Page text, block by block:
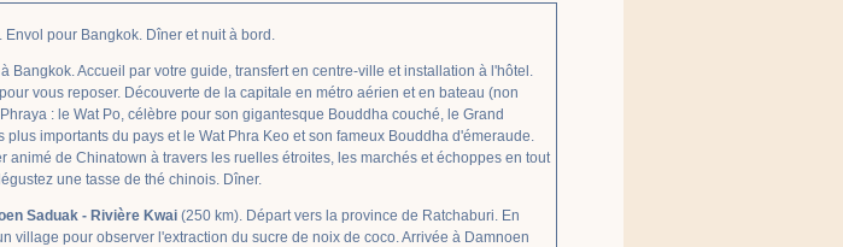
. Envol pour Bangkok. Dîner et nuit à bord.
à Bangkok. Accueil par votre guide, transfert en centre-ville et installation à l'hôtel.
vous reposer. Découverte de la capitale en métro aérien et en bateau (non
: le Wat Po, célèbre pour son gigantesque Bouddha couché, le Grand
plus importants du pays et le Wat Phra Keo et son fameux Bouddha d'émeraude.
animé de Chinatown à travers les ruelles étroites, les marchés et échoppes en tout
une tasse de thé chinois. Dîner.
Saduak - Rivière Kwai (250 km). Départ vers la province de Ratchaburi. En
village pour observer l'extraction du sucre de noix de coco. Arrivée à Damnoen